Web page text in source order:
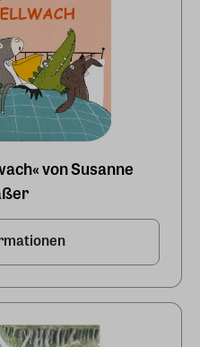
von Susanne